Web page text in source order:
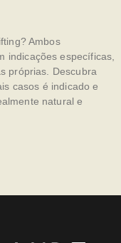
Ambos
indicações específicas,
próprias. Descubra
casos é indicado e
natural e